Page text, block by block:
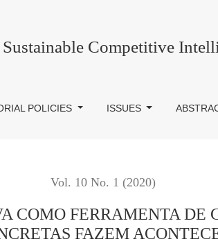
GESTÃO DE PESSOAS: AÇÕES
Competitive
POLICIES ISSUES
Vol. 10 No. 1 (2020)
COMO FERRAMENTA DE
FAZEM